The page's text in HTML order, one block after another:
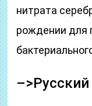
нитрата
рождении для